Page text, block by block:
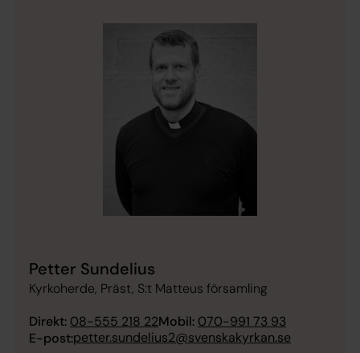
Petter Sundelius
Kyrkoherde, Präst, S:t Matteus församling
Direkt: 08-555 218 22Mobil: 070-991 73 93
E-post:petter.sundelius2@svenskakyrkan.se